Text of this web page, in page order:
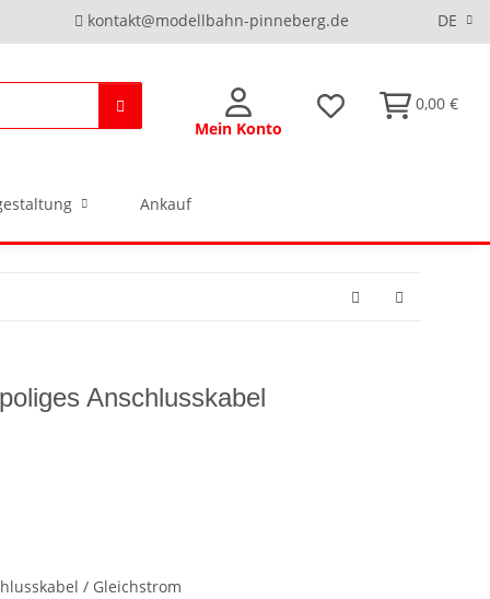
DE
kontakt@modellbahn-pinneberg.de
Mein Konto
0,00 €
Ankauf
Anschlusskabel
/ Gleichstrom